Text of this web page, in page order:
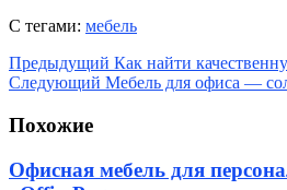
С тегами: мебель
Предыдущий Как найти
Следующий Мебель для офиса —
Похожие
Офисная мебель для